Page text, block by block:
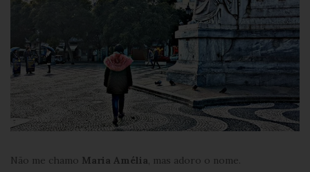
Não me chamo Maria Amélia, mas adoro o nome.